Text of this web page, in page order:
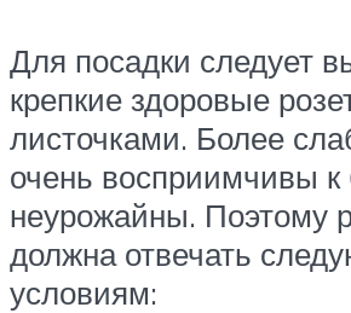
Для посадки следует
крепкие здоровые
листочками. Более
очень восприимчивы к
неурожайны. Поэтому
должна отвечать
условиям: